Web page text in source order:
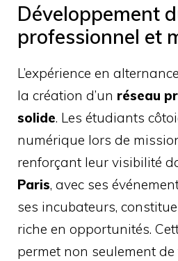
Développement
professionnel et
L’expérience en
la création d’un réseau
solide. Les étudiants
numérique lors de
renforçant leur visibilité
Paris, avec ses
ses incubateurs,
riche en opportunités.
permet non seulement